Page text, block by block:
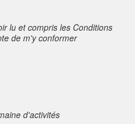
lu et compris les Conditions
de m'y conformer
d'activités